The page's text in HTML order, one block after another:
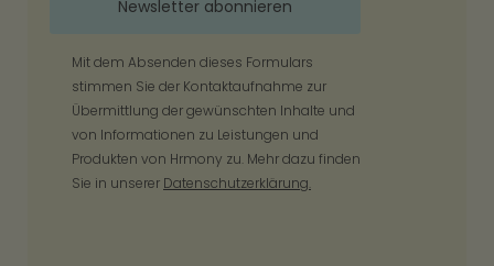
Mit dem Absenden dieses Formulars
stimmen Sie der Kontaktaufnahme zur
Übermittlung der gewünschten Inhalte und
von Informationen zu Leistungen und
Produkten von Hrmony zu. Mehr dazu finden
Sie in unserer Datenschutzerklärung.